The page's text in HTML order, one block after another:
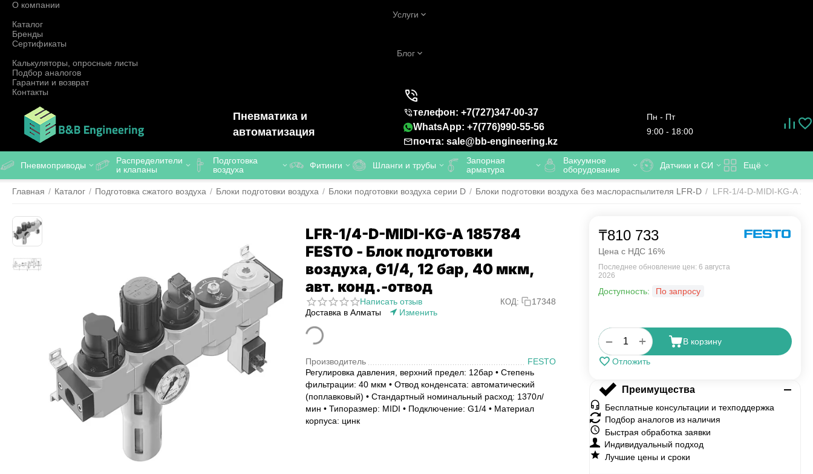
О компании
Услуги
Каталог
Бренды
Сертификаты
Блог
Калькуляторы, опросные листы
Подбор аналогов
Гарантии и возврат
Контакты
Пневматика и
автоматизация
телефон: +7(727)347-00-37
WhatsApp: +7(776)990-55-56
почта: sale@bb-engineering.kz
Пн - Пт
9:00 - 18:00
Пневмоприводы
Распределители
и клапаны
Подготовка
воздуха
Фитинги Шланги и трубы
Запорная
арматура
Вакуумное
оборудование
Датчики и СИ Ещё
Главная / Каталог / Подготовка сжатого воздуха / Блоки подготовки воздуха / Блоки подготовки воздуха серии D / Блоки подготовки воздуха без маслораспылителя LFR-D / LFR-1/4-D-MIDI-KG-A
LFR-1/4-D-MIDI-KG-A 185784
FESTO - Блок подготовки
воздуха, G1/4, 12 бар, 40 мкм,
авт. конд.-отвод
Написать отзыв КОД:
17348
Доставка в Алматы
Изменить
Производитель
FESTO
Регулировка давления, верхний предел: 12бар • Степень
фильтрации: 40 мкм • Отвод конденсата: автоматический
(поплавковый) • Стандартный номинальный расход: 1370л/
мин • Типоразмер: MIDI • Подключение: G1/4 • Материал
корпуса: цинк
₸810 733
Цена с НДС 16%
Последнее обновление цен: 6 августа
2026
Доступность: По запросу
+
− В корзину
Отложить
Преимущества
Бесплатные консультации и техподдержка
Подбор аналогов из наличия
Быстрая обработка заявки
Индивидуальный подход
Лучшие цены и сроки